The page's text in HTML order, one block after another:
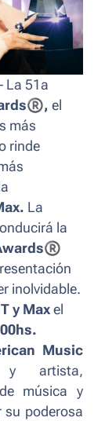
La 51a
®, el
más
rinde
La
la
®
inolvidable.
y Maxel
Music
y artista,
música y
su poderosa